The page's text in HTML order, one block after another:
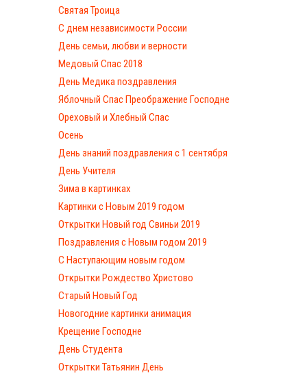
Святая Троица
С днем независимости России
День семьи, любви и верности
Медовый Спас 2018
День Медика поздравления
Яблочный Спас Преображение Господне
Ореховый и Хлебный Спас
Осень
День знаний поздравления с 1 сентября
День Учителя
Зима в картинках
Картинки с Новым 2019 годом
Открытки Новый год Свиньи 2019
Поздравления с Новым годом 2019
С Наступающим новым годом
Открытки Рождество Христово
Старый Новый Год
Новогодние картинки анимация
Крещение Господне
День Студента
Открытки Татьянин День